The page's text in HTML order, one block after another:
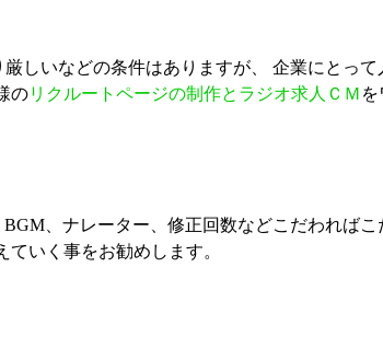
しいなどの条件はありますが、 企業にとっ
のリクルートページの制作とラジオ求人ＣＭ
、ナレーター、修正回数などこだわれば
いく事をお勧めします。